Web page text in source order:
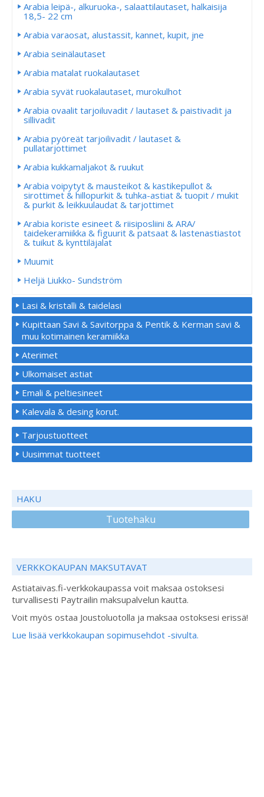
Arabia leipä-, alkuruoka-, salaattilautaset, halkaisija
18,5- 22 cm
Arabia varaosat, alustassit, kannet, kupit, jne
Arabia seinälautaset
Arabia matalat ruokalautaset
Arabia syvät ruokalautaset, murokulhot
Arabia ovaalit tarjoiluvadit / lautaset & paistivadit ja
sillivadit
Arabia pyöreät tarjoilivadit / lautaset &
pullatarjottimet
Arabia kukkamaljakot & ruukut
Arabia voipytyt & mausteikot & kastikepullot &
sirottimet & hillopurkit & tuhka-astiat & tuopit / mukit
& purkit & leikkuulaudat & tarjottimet
Arabia koriste esineet & riisiposliini & ARA/
taidekeramiikka & figuurit & patsaat & lastenastiastot
& tuikut & kynttiläjalat
Muumit
Heljä Liukko- Sundström
Lasi & kristalli & taidelasi
Kupittaan Savi & Savitorppa & Pentik & Kerman savi &
muu kotimainen keramiikka
Aterimet
Ulkomaiset astiat
Emali & peltiesineet
Kalevala & desing korut.
Tarjoustuotteet
Uusimmat tuotteet
HAKU
Tuotehaku
VERKKOKAUPAN MAKSUTAVAT
Astiataivas.fi-verkkokaupassa voit maksaa ostoksesi
turvallisesti Paytrailin maksupalvelun kautta.
Voit myös ostaa Joustoluotolla ja maksaa ostoksesi erissä!
Lue lisää verkkokaupan sopimusehdot -sivulta.